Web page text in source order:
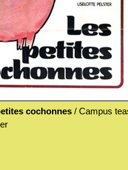
cochonnes / Campus